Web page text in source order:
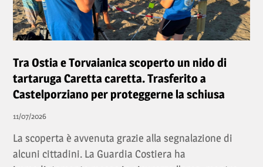
Tra Ostia e Torvaianica scoperto un nido di
tartaruga Caretta caretta. Trasferito a
Castelporziano per proteggerne la schiusa
11/07/2026
La scoperta è avvenuta grazie alla segnalazione di
alcuni cittadini. La Guardia Costiera ha